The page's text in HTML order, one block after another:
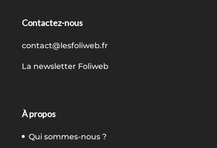
Contactez-nous
contact@lesfoliweb.fr
La newsletter Foliweb
À propos
Qui sommes-nous ?